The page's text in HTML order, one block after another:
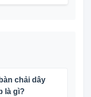
chải dây
là gì?